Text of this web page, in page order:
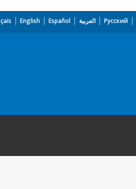
English Español العربية Русский